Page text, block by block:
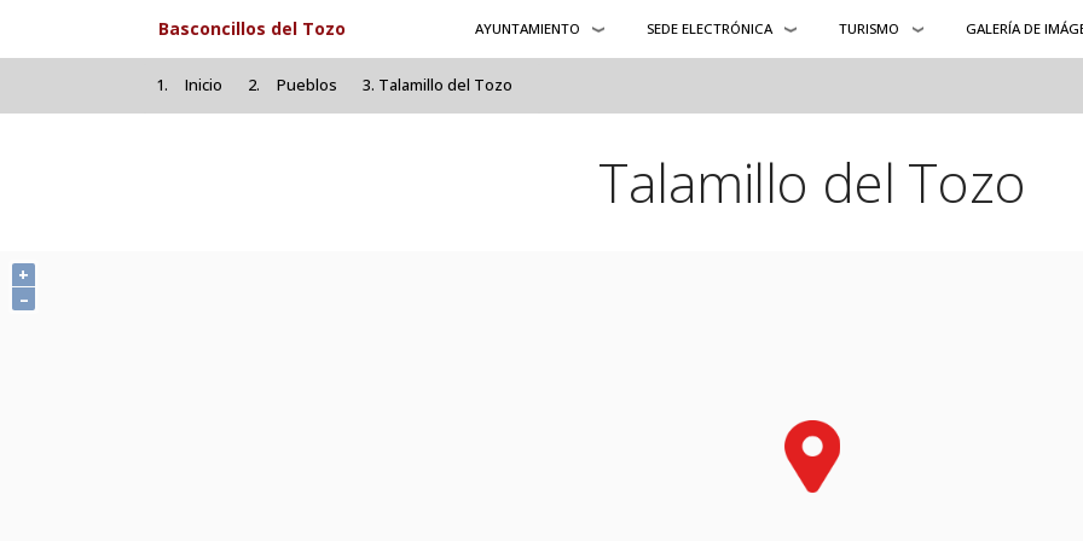
Pasar al contenido principal
Basconcillos del Tozo AYUNTAMIENTO SEDE ELECTRÓNICA TURISMO GALERÍA DE
Inicio Pueblos Talamillo del Tozo
Talamillo del Tozo
+
–